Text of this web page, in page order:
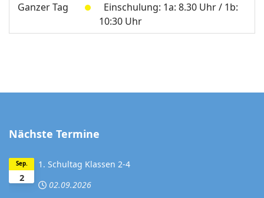
Ganzer Tag
Einschulung: 1a: 8.30 Uhr / 1b:
10:30 Uhr
Nächste Termine
2
Sep.
1. Schultag Klassen 2-4
02.09.2026